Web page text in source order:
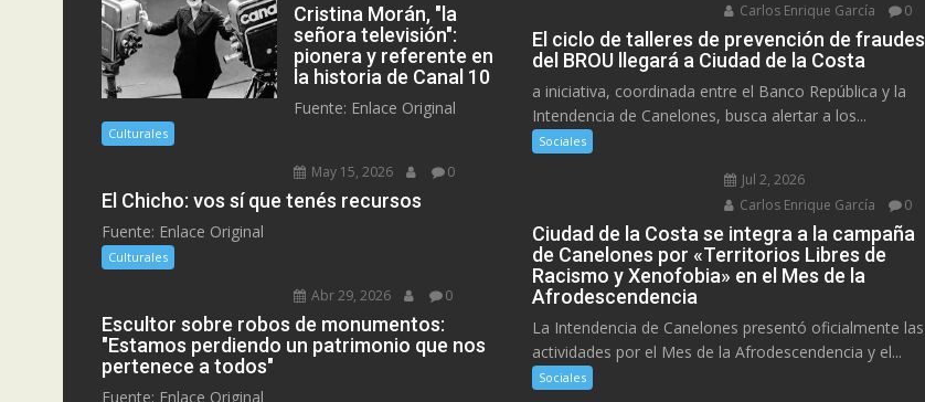
Cristina Morán, "la
señora televisión":
pionera y referente en
la historia de Canal 10
Fuente: Enlace Original
Culturales
May 15, 2026 0
El Chicho: vos sí que tenés recursos
Fuente: Enlace Original
Culturales
Abr 29, 2026 0
Escultor sobre robos de monumentos:
"Estamos perdiendo un patrimonio que nos
pertenece a todos"
Fuente: Enlace Original
Carlos Enrique García
0
El ciclo de talleres de prevención de fraudes
del BROU llegará a Ciudad de la Costa
a iniciativa, coordinada entre el Banco República y la
Intendencia de Canelones, busca alertar a los...
Sociales
Jul 2, 2026
Carlos Enrique García
0
Ciudad de la Costa se integra a la campaña
de Canelones por «Territorios Libres de
Racismo y Xenofobia» en el Mes de la
Afrodescendencia
La Intendencia de Canelones presentó oficialmente las
actividades por el Mes de la Afrodescendencia y el...
Sociales